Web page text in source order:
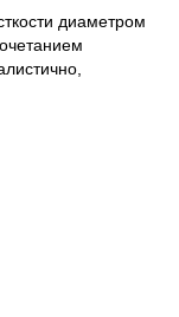
диаметром